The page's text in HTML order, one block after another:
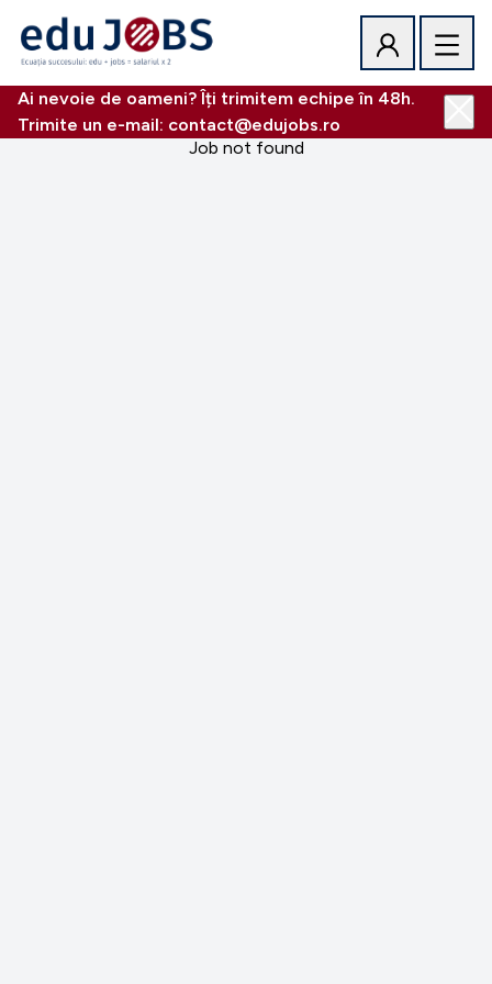
Ai nevoie de oameni? Îți trimitem echipe în 48h.
Trimite un e-mail: contact@edujobs.ro
Job not found